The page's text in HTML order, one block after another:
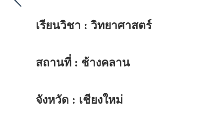
เรียนวิชา : วิทยาศาสตร์
สถานที่ : ช้างคลาน
จังหวัด : เชียงใหม่